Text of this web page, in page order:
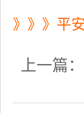
》》》平
上一篇：